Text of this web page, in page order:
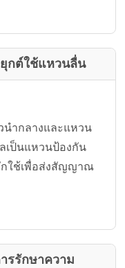
กต์ใช้แหวนลื่น
นำกลางและแหวน
เป็นแหวนป้องกัน
ใช้เพื่อส่งสัญญาณ
รรักษาความ